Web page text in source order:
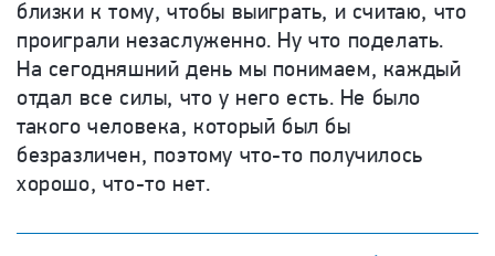
близки к тому, чтобы выиграть, и считаю, что
проиграли незаслуженно. Ну что поделать.
На сегодняшний день мы понимаем, каждый
отдал все силы, что у него есть. Не было
такого человека, который был бы
безразличен, поэтому что-то получилось
хорошо, что-то нет.